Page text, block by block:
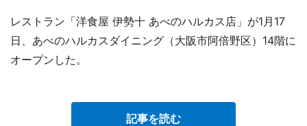
レストラン「洋食屋 伊勢十 あべのハルカス店」が1月17
日、あべのハルカスダイニング（大阪市阿倍野区）14階に
オープンした。
記事を読む